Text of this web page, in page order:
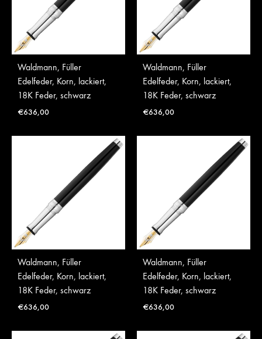
Waldmann, Füller
Edelfeder, Korn, lackiert,
18K Feder, schwarz
€636,00
Waldmann, Füller
Edelfeder, Korn, lackiert,
18K Feder, schwarz
€636,00
Waldmann, Füller
Edelfeder, Korn, lackiert,
18K Feder, schwarz
€636,00
Waldmann, Füller
Edelfeder, Korn, lackiert,
18K Feder, schwarz
€636,00